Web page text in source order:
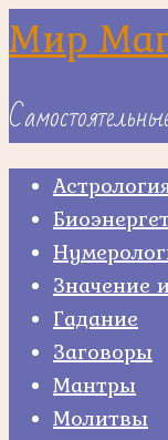
Skip
to
Мир
Значение
Гадание
Заговоры
Мантры
Молитвы